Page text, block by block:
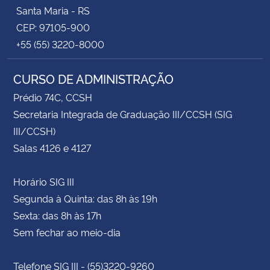
Santa Maria - RS
CEP: 97105-900
+55 (55) 3220-8000
CURSO DE ADMINISTRAÇÃO
Prédio 74C, CCSH
Secretaria Integrada de Graduação III/CCSH (SIG
III/CCSH)
Salas 4126 e 4127
Horário SIG III
Segunda à Quinta: das 8h às 19h
Sexta: das 8h às 17h
Sem fechar ao meio-dia
Telefone SIG III - (55)3220-9260